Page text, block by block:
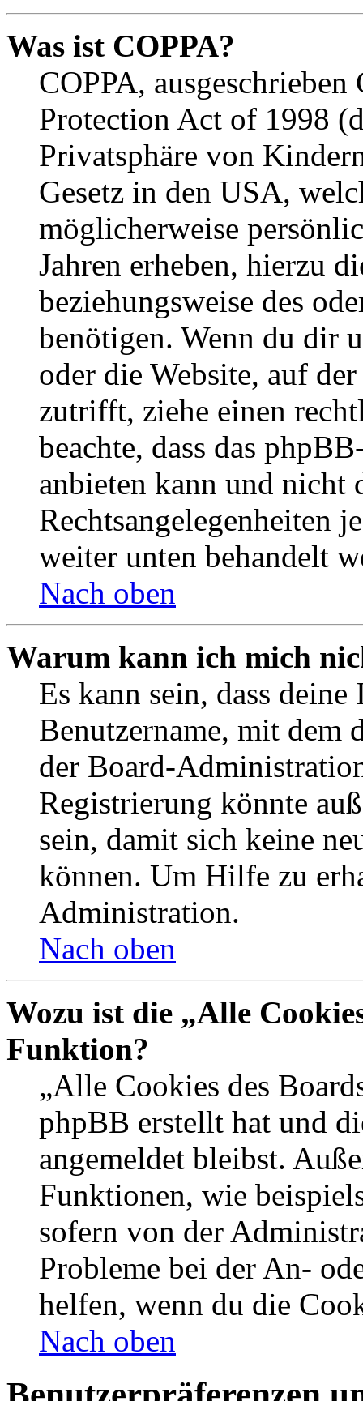
Was ist COPPA?
COPPA,
Protection Act of 1998
Privatsphäre von
Gesetz in den USA,
möglicherweise
Jahren erheben, hierzu
beziehungsweise des
benötigen. Wenn du dir
oder die Website, auf
zutrifft, ziehe einen
beachte, dass das
anbieten kann und nicht
Rechtsangelegenheiten
weiter unten behandelt
Nach oben
Warum kann ich mich
Es kann sein, dass
Benutzername, mit dem
der Board-
Registrierung könnte
sein, damit sich keine
können. Um Hilfe zu
Administration.
Nach oben
Wozu ist die „Alle
Funktion?
„Alle Cookies des
phpBB erstellt hat und
angemeldet bleibst.
Funktionen, wie
sofern von der
Probleme bei der An-
helfen, wenn du die
Nach oben